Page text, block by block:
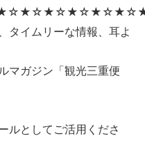
タイムリーな情報、耳よ
ガジン「観光三重便
としてご活用くださ